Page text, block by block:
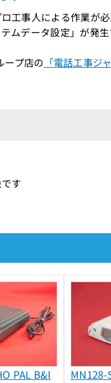
工事人による作業が必
データ設定」が発生
ープ店の 「電話工事ジ
す
PAL B&I MN128-